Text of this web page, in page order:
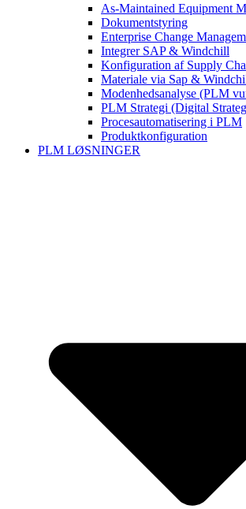
As-Maintained Equipment
Dokumentstyring
Enterprise Change
Integrer SAP & Windchill
Konfiguration af Supply
Materiale via Sap &
Modenhedsanalyse (PLM
PLM Strategi (Digital
Procesautomatisering i PLM
Produktkonfiguration
PLM LØSNINGER